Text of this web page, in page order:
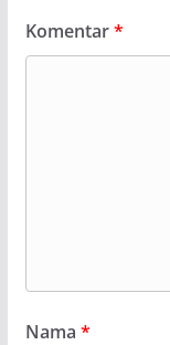
Komentar*
Nama *